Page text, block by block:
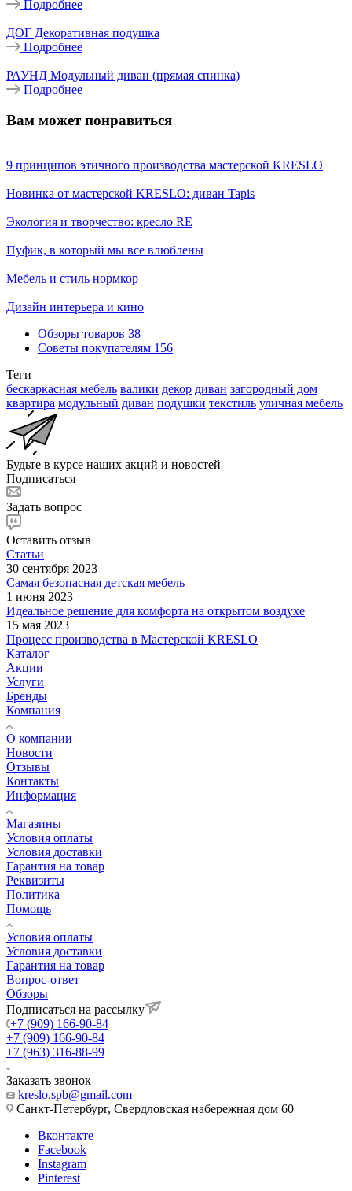
Подробнее
ДОГ Декоративная подушка
Подробнее
РАУНД Модульный диван (прямая спинка)
Подробнее
Вам может понравиться
9 принципов этичного производства мастерской KRESLO
Новинка от мастерской KRESLO: диван Tapis
Экология и творчество: кресло RE
Пуфик, в который мы все влюблены
Мебель и стиль нормкор
Дизайн интерьера и кино
Обзоры товаров 38
Советы покупателям 156
Теги
бескаркасная мебель валики декор диван загородный дом
квартира модульный диван подушки текстиль уличная мебель
Будьте в курсе наших акций и новостей
Подписаться
Задать вопрос
Оставить отзыв
Статьи
30 сентября 2023
Самая безопасная детская мебель
1 июня 2023
Идеальное решение для комфорта на открытом воздухе
15 мая 2023
Процесс производства в Мастерской KRESLO
Каталог
Акции
Услуги
Бренды
Компания
О компании
Новости
Отзывы
Контакты
Информация
Магазины
Условия оплаты
Условия доставки
Гарантия на товар
Реквизиты
Политика
Помощь
Условия оплаты
Условия доставки
Гарантия на товар
Вопрос-ответ
Обзоры
Подписаться на рассылку
+7 (909) 166-90-84
+7 (909) 166-90-84
+7 (963) 316-88-99
Заказать звонок
kreslo.spb@gmail.com
Санкт-Петербург, Свердловская набережная дом 60
Вконтакте
Facebook
Instagram
Pinterest